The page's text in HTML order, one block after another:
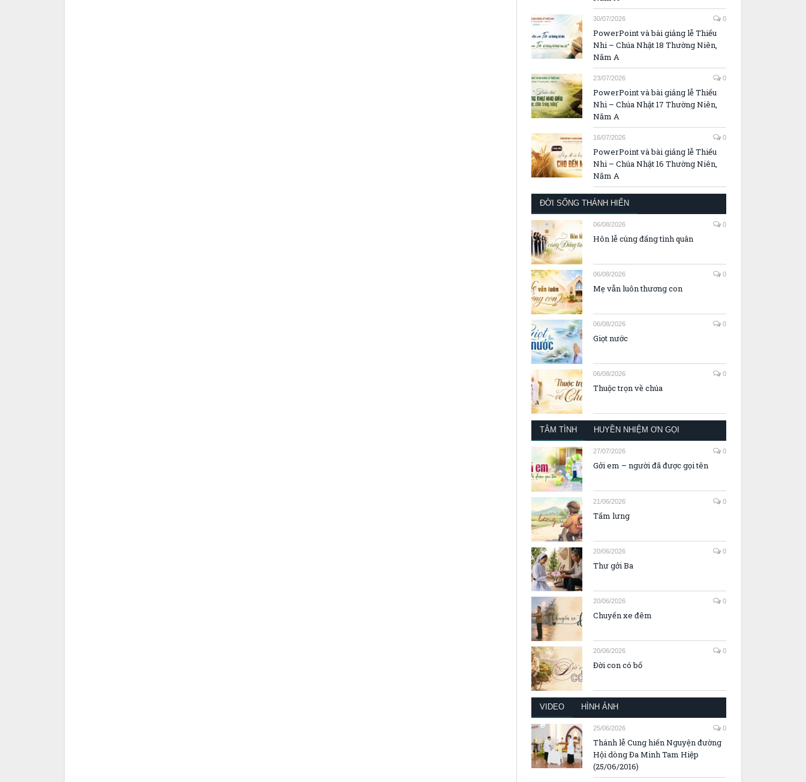
30/07/2026 0
PowerPoint và bài giảng lễ Thiếu
Nhi – Chúa Nhật 18 Thường Niên,
Năm A
23/07/2026 0
PowerPoint và bài giảng lễ Thiếu
Nhi – Chúa Nhật 17 Thường Niên,
Năm A
16/07/2026 0
PowerPoint và bài giảng lễ Thiếu
Nhi – Chúa Nhật 16 Thường Niên,
Năm A
ĐỜI SỐNG THÁNH HIẾN
06/08/2026 0
Hôn lễ cùng đấng tình quân
06/08/2026 0
Mẹ vẫn luôn thương con
06/08/2026 0
Giọt nước
06/08/2026 0
Thuộc trọn về chúa
TÂM TÌNH HUYỀN NHIỆM ƠN GỌI
27/07/2026 0
Gởi em – người đã được gọi tên
21/06/2026 0
Tấm lưng
20/06/2026 0
Thư gởi Ba
20/06/2026 0
Chuyến xe đêm
20/06/2026 0
Đời con có bố
VIDEO HÌNH ẢNH
25/06/2026 0
Thánh lễ Cung hiến Nguyện đường
Hội dòng Đa Minh Tam Hiệp
(25/06/2016)